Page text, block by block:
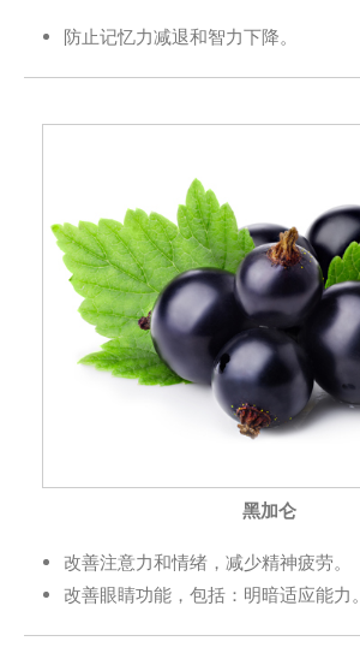
防止记忆力减退和智力下降。
黑加仑
改善注意力和情绪，减少精神疲劳。
改善眼睛功能，包括：明暗适应能力。